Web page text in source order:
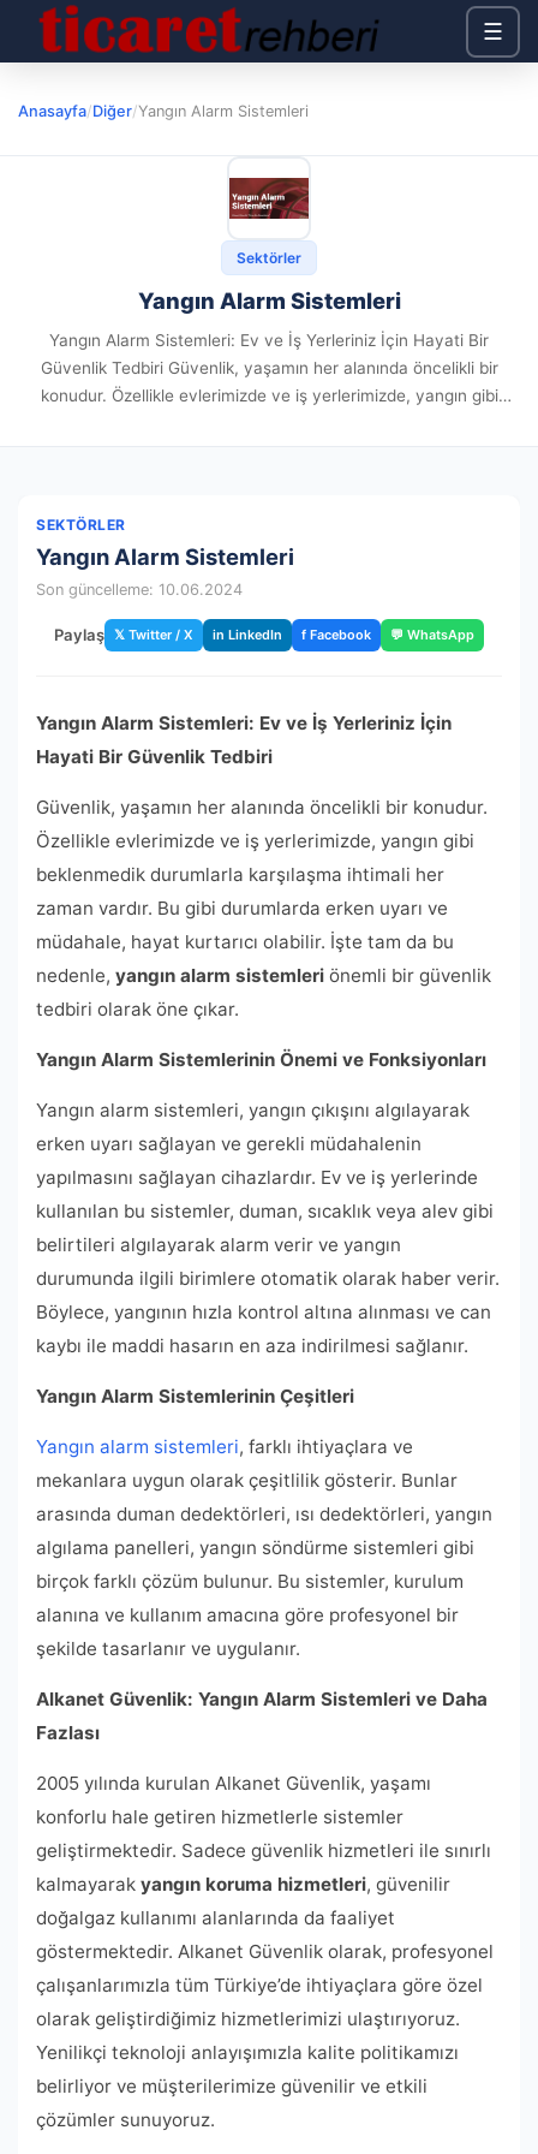
☰
Anasayfa/Diğer/Yangın Alarm Sistemleri
Sektörler
Yangın Alarm Sistemleri
Yangın Alarm Sistemleri: Ev ve İş Yerleriniz İçin Hayati Bir
Güvenlik Tedbiri Güvenlik, yaşamın her alanında öncelikli bir
konudur. Özellikle evlerimizde ve iş yerlerimizde, yangın gibi
SEKTÖRLER
Yangın Alarm Sistemleri
Son güncelleme: 10.06.2024
Paylaş 𝕏 Twitter / X in LinkedIn f Facebook 💬 WhatsApp
Yangın Alarm Sistemleri: Ev ve İş Yerleriniz İçin
Hayati Bir Güvenlik Tedbiri
Güvenlik, yaşamın her alanında öncelikli bir konudur.
Özellikle evlerimizde ve iş yerlerimizde, yangın gibi
beklenmedik durumlarla karşılaşma ihtimali her
zaman vardır. Bu gibi durumlarda erken uyarı ve
müdahale, hayat kurtarıcı olabilir. İşte tam da bu
nedenle, yangın alarm sistemleri önemli bir güvenlik
tedbiri olarak öne çıkar.
Yangın Alarm Sistemlerinin Önemi ve Fonksiyonları
Yangın alarm sistemleri, yangın çıkışını algılayarak
erken uyarı sağlayan ve gerekli müdahalenin
yapılmasını sağlayan cihazlardır. Ev ve iş yerlerinde
kullanılan bu sistemler, duman, sıcaklık veya alev gibi
belirtileri algılayarak alarm verir ve yangın
durumunda ilgili birimlere otomatik olarak haber verir.
Böylece, yangının hızla kontrol altına alınması ve can
kaybı ile maddi hasarın en aza indirilmesi sağlanır.
Yangın Alarm Sistemlerinin Çeşitleri
Yangın alarm sistemleri, farklı ihtiyaçlara ve
mekanlara uygun olarak çeşitlilik gösterir. Bunlar
arasında duman dedektörleri, ısı dedektörleri, yangın
algılama panelleri, yangın söndürme sistemleri gibi
birçok farklı çözüm bulunur. Bu sistemler, kurulum
alanına ve kullanım amacına göre profesyonel bir
şekilde tasarlanır ve uygulanır.
Alkanet Güvenlik: Yangın Alarm Sistemleri ve Daha
Fazlası
2005 yılında kurulan Alkanet Güvenlik, yaşamı
konforlu hale getiren hizmetlerle sistemler
geliştirmektedir. Sadece güvenlik hizmetleri ile sınırlı
kalmayarak yangın koruma hizmetleri, güvenilir
doğalgaz kullanımı alanlarında da faaliyet
göstermektedir. Alkanet Güvenlik olarak, profesyonel
çalışanlarımızla tüm Türkiye’de ihtiyaçlara göre özel
olarak geliştirdiğimiz hizmetlerimizi ulaştırıyoruz.
Yenilikçi teknoloji anlayışımızla kalite politikamızı
belirliyor ve müşterilerimize güvenilir ve etkili
çözümler sunuyoruz.